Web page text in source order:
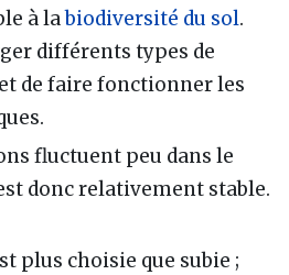
à labiodiversité du sol.
différents types de
de faire fonctionner les
fluctuent peu dans le
donc relativement stable.
plus choisie que subie ;